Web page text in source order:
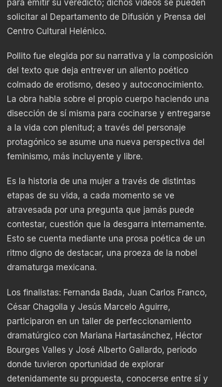
para emitir su veredicto; dichos videos se pueden
solicitar al Departamento de Difusión y Prensa del
Centro Cultural Helénico.
Pollito fue elegida por su narrativa y la composición
del texto que deja entrever un aliento poético
colmado de erotismo, deseo y autoconocimiento.
La obra habla sobre el propio cuerpo haciendo una
disección de sí misma para cocinarse y entregarse
a la vida con plenitud; a través del personaje
protagónico se asume una nueva perspectiva del
feminismo, más incluyente y libre.
Es la historia de una mujer a través de distintas
etapas de su vida, a cada momento se ve
atravesada por una pregunta que jamás puede
contestar, cuestión que la desgarra internamente.
Esto se cuenta mediante una prosa poética de un
ritmo digno de destacar, una proeza de la nobel
dramaturga mexicana.
Los finalistas: Fernanda Bada, Juan Carlos Franco,
César Chagolla y Jesús Marcelo Aguirre,
participaron en un taller de perfeccionamiento
dramatúrgico con Mariana Hartasánchez, Héctor
Bourges Valles y José Alberto Gallardo, periodo
donde tuvieron oportunidad de explorar
detenidamente su propuesta, conocerse entre sí y